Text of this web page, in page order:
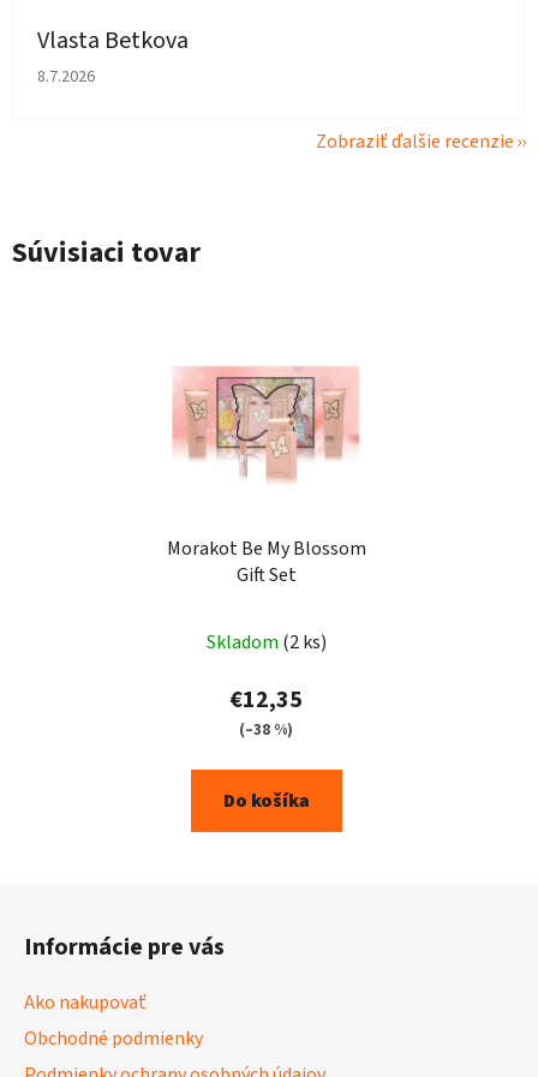
Vlasta Betkova
Hodnotenie obchodu je 4 z 5 hviezdičiek.
8.7.2026
Zobraziť ďalšie recenzie
Súvisiaci tovar
Morakot Be My Blossom
Gift Set
Skladom (2 ks)
€12,35
(–38 %)
Do košíka
Informácie pre vás
Ako nakupovať
Obchodné podmienky